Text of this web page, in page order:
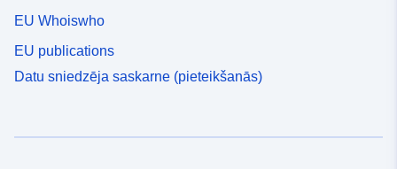
EU Whoiswho
EU publications
Datu sniedzēja saskarne (pieteikšanās)